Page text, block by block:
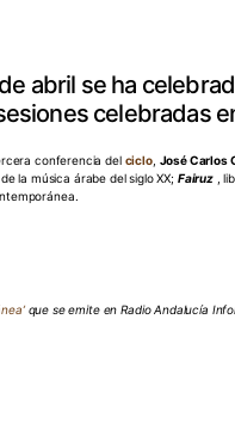
abril se ha
celebradas
conferencia del ciclo, José Carlos
la música árabe del siglo XX; Fairuz,
que se emite en Radio Andalucía